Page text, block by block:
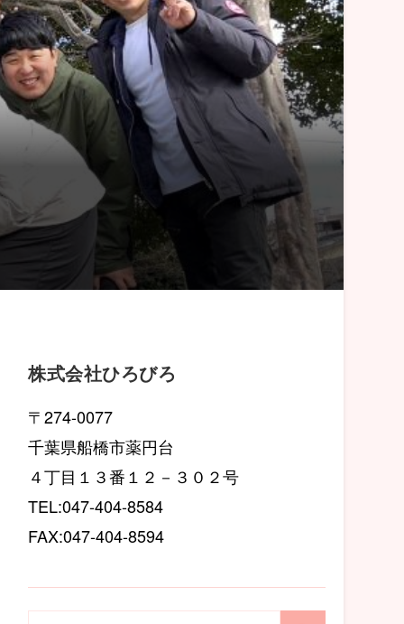
株式会社ひろびろ
〒274-0077
千葉県船橋市薬円台
４丁目１３番１２－３０２号
TEL:047-404-8584
FAX:047-404-8594